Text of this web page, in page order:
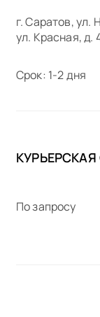
г. Саратов, ул.
ул. Красная, д.
Срок: 1-2 дня
По запросу